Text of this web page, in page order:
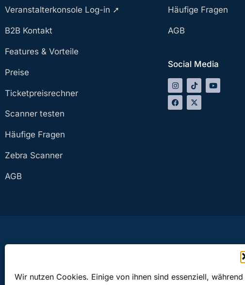
Wir nutzen Cookies. Einige von ihnen sind essenziell, während
Veranstalterkonsole Log-in ➚
B2B Kontakt
Features & Vorteile
Preise
Ticketpreisrechner
Scanner testen
Häufige Fragen
Zebra Scanner
AGB
Häufige Fragen
AGB
Social Media
Die bringticket OG ist bei den Veranstaltungen in Österreich lediglich als Besorger, bei